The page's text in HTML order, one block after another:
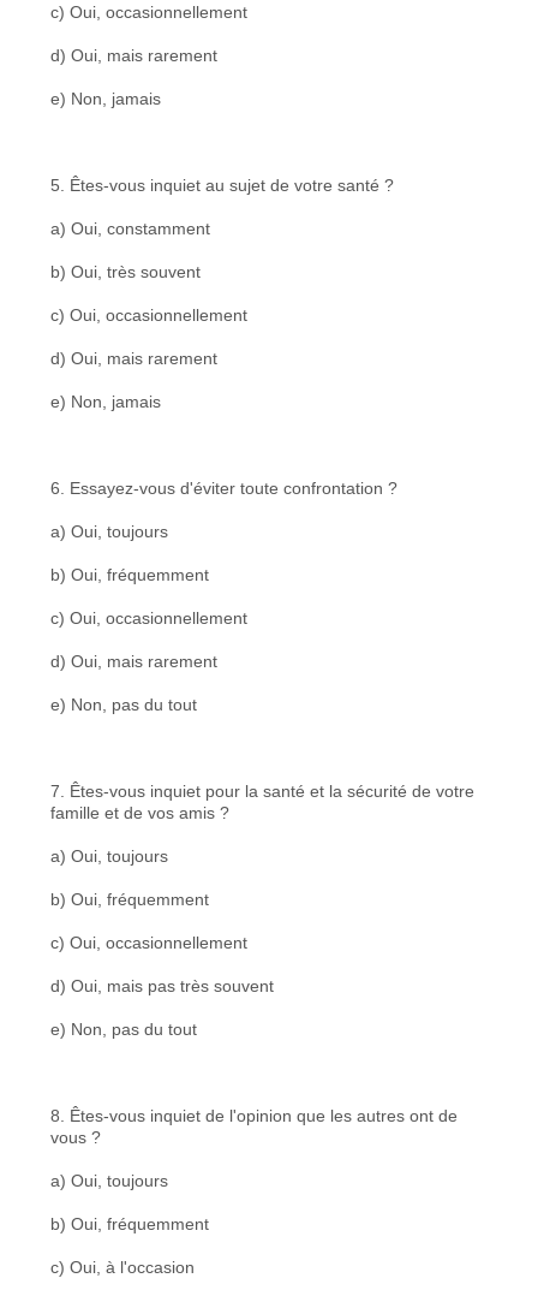
c) Oui, occasionnellement
d) Oui, mais rarement
e) Non, jamais
5. Êtes-vous inquiet au sujet de votre santé ?
a) Oui, constamment
b) Oui, très souvent
c) Oui, occasionnellement
d) Oui, mais rarement
e) Non, jamais
6. Essayez-vous d'éviter toute confrontation ?
a) Oui, toujours
b) Oui, fréquemment
c) Oui, occasionnellement
d) Oui, mais rarement
e) Non, pas du tout
7. Êtes-vous inquiet pour la santé et la sécurité de votre
famille et de vos amis ?
a) Oui, toujours
b) Oui, fréquemment
c) Oui, occasionnellement
d) Oui, mais pas très souvent
e) Non, pas du tout
8. Êtes-vous inquiet de l'opinion que les autres ont de
vous ?
a) Oui, toujours
b) Oui, fréquemment
c) Oui, à l'occasion